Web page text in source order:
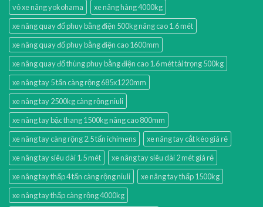
vỏ xe nâng yokohama
xe nâng hàng 4000kg
xe nâng quay đổ phuy bằng điện 500kg nâng cao 1.6 mét
xe nâng quay đổ phuy bằng điện cao 1600mm
xe nâng quay đổ thùng phuy bằng điện cao 1.6 mét tải trọng 500kg
xe nâng tay 5 tấn càng rộng 685x1220mm
xe nâng tay 2500kg càng rộng niuli
xe nâng tay bậc thang 1500kg nâng cao 800mm
xe nâng tay càng rộng 2.5 tấn ichimens
xe nâng tay cắt kéo giá rẻ
xe nâng tay siêu dài 1.5 mét
xe nâng tay siêu dài 2 mét giá rẻ
xe nâng tay thấp 4 tấn càng rộng niuli
xe nâng tay thấp 1500kg
xe nâng tay thấp càng rộng 4000kg